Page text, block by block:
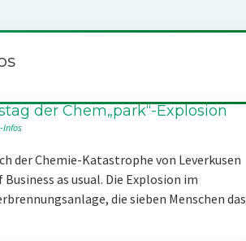
der Chem„park“-Explosion
Infos
der Chemie-Katastrophe von Leverkusen
as usual. Die Explosion im
die sieben Menschen das